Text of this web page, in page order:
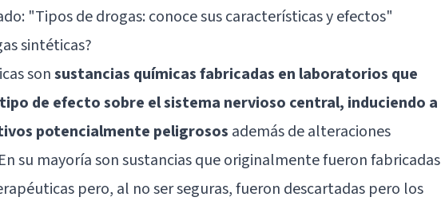
"Tipos de drogas: conoce sus características y efectos"
sintéticas?
sonsustancias químicas fabricadas en laboratorios que
de efecto sobre el sistema nervioso central, induciendo a
potencialmente peligrosos además de alteraciones
su mayoría son sustancias que originalmente fueron fabricadas
pero, al no ser seguras, fueron descartadas pero los